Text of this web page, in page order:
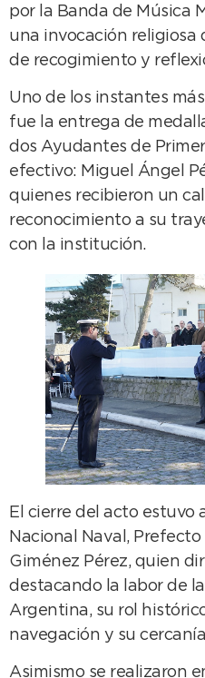
por la Banda de Música
una invocación religiosa
de recogimiento y
Uno de los instantes
fue la entrega de
dos Ayudantes de
efectivo: Miguel Ángel
quienes recibieron un
reconocimiento a su
con la institución.
El cierre del acto estuvo
Nacional Naval,
Giménez Pérez, quien
destacando la labor de
Argentina, su rol
navegación y su
Asimismo se realizaron